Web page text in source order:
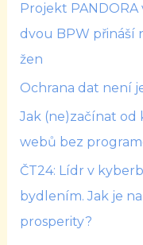
Projekt
dvou BPW přináší
žen
Ochrana dat není
Jak (ne)začínat od
webů bez
ČT24: Lídr v
bydlením. Jak je
prosperity?